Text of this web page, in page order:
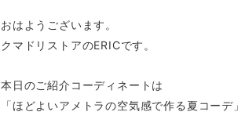
おはようございます。
クマドリストアのERICです。
本日のご紹介コーディネートは
「ほどよいアメトラの空気感で作る夏コーデ」